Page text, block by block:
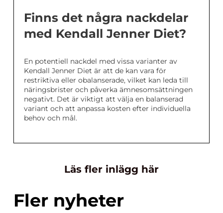
Finns det några nackdelar
med Kendall Jenner Diet?
En potentiell nackdel med vissa varianter av
Kendall Jenner Diet är att de kan vara för
restriktiva eller obalanserade, vilket kan leda till
näringsbrister och påverka ämnesomsättningen
negativt. Det är viktigt att välja en balanserad
variant och att anpassa kosten efter individuella
behov och mål.
Läs fler inlägg här
Fler nyheter